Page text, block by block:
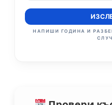
НАПИШИ ГОДИНА И